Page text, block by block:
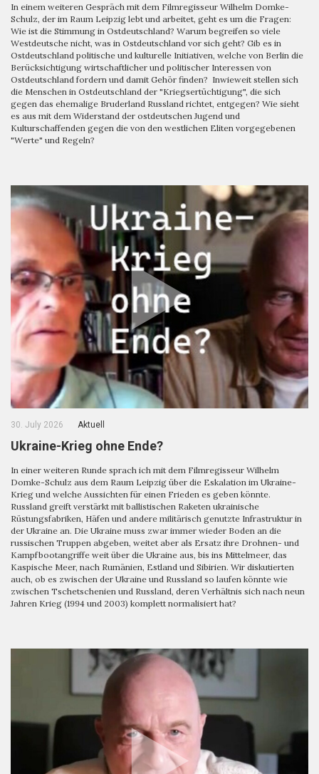
In einem weiteren Gespräch mit dem Filmregisseur Wilhelm Domke-
Schulz, der im Raum Leipzig lebt und arbeitet, geht es um die Fragen:
Wie ist die Stimmung in Ostdeutschland? Warum begreifen so viele
Westdeutsche nicht, was in Ostdeutschland vor sich geht? Gib es in
Ostdeutschland politische und kulturelle Initiativen, welche von Berlin die
Berücksichtigung wirtschaftlicher und politischer Interessen von
Ostdeutschland fordern und damit Gehör finden? Inwieweit stellen sich
die Menschen in Ostdeutschland der "Kriegsertüchtigung", die sich
gegen das ehemalige Bruderland Russland richtet, entgegen? Wie sieht
es aus mit dem Widerstand der ostdeutschen Jugend und
Kulturschaffenden gegen die von den westlichen Eliten vorgegebenen
"Werte" und Regeln?
30. July 2026 Aktuell
Ukraine-Krieg ohne Ende?
In einer weiteren Runde sprach ich mit dem Filmregisseur Wilhelm
Domke-Schulz aus dem Raum Leipzig über die Eskalation im Ukraine-
Krieg und welche Aussichten für einen Frieden es geben könnte.
Russland greift verstärkt mit ballistischen Raketen ukrainische
Rüstungsfabriken, Häfen und andere militärisch genutzte Infrastruktur in
der Ukraine an. Die Ukraine muss zwar immer wieder Boden an die
russischen Truppen abgeben, weitet aber als Ersatz ihre Drohnen- und
Kampfbootangriffe weit über die Ukraine aus, bis ins Mittelmeer, das
Kaspische Meer, nach Rumänien, Estland und Sibirien. Wir diskutierten
auch, ob es zwischen der Ukraine und Russland so laufen könnte wie
zwischen Tschetschenien und Russland, deren Verhältnis sich nach neun
Jahren Krieg (1994 und 2003) komplett normalisiert hat?